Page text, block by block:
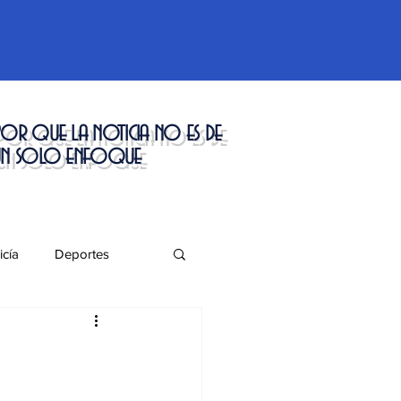
que la noticia no es de
solo enfoque
Deportes